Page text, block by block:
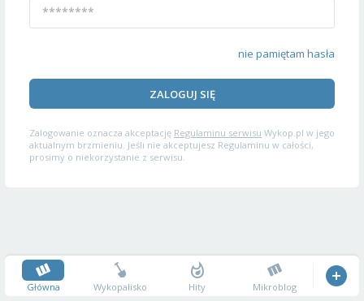
nie pamiętam hasła
ZALOGUJ SIĘ
Zalogowanie oznacza akceptację Regulaminu serwisu Wykop.pl w jego
aktualnym brzmieniu. Jeśli nie akceptujesz Regulaminu w całości,
prosimy o niekorzystanie z serwisu.
Główna Wykopalisko Hity Mikroblog